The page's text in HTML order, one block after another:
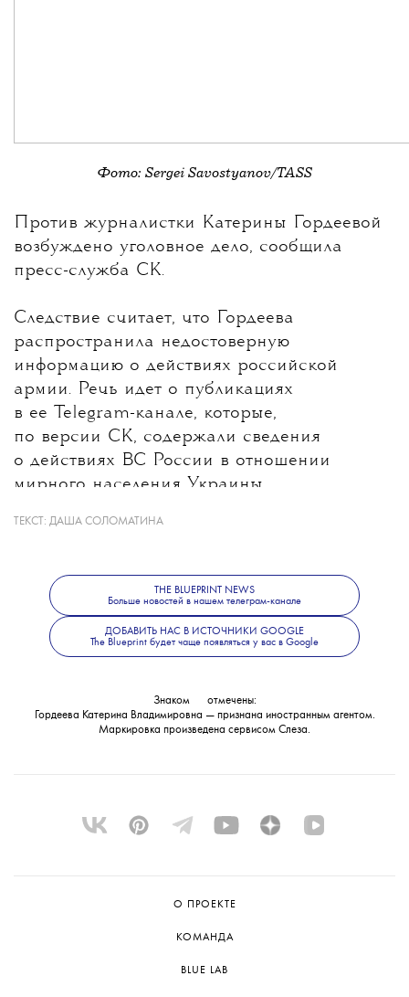
программы останутся в приоритете,
инфраструктуры. В ближайшее время
по обновлению павильона «Шестигранник»
в парке Горького для публичных
мероприятий.
Больше новостей о моде, красоте
и современной культуре — втелеграм-
Фото: Sergei Savostyanov/TASS
Против журналистки Катерины Гордеевой
возбуждено уголовное дело, сообщила
пресс-служба СК.
Следствие считает, что Гордеева
распространила недостоверную
информацию о действиях российской
армии. Речь идет о публикациях
в ее Telegram-канале, которые,
по версии СК, содержали сведения
о действиях ВС России в отношении
мирного населения Украины.
Какие именно материалы стали
не уточнило. В Следственном комитете
также сообщили, что решается вопрос
об объявлении журналистки
в международный розыск.
ТЕКСТ: ДАША СОЛОМАТИНА
THE BLUEPRINT NEWS
Больше новостей в нашем телеграм-канале
ДОБАВИТЬ НАС В ИСТОЧНИКИ GOOGLE
The Blueprint будет чаще появляться у вас в Google
Знаком
отмечены:
Гордеева Катерина Владимировна — признана иностранным агентом.
Маркировка произведена сервисом Слеза.
О ПРОЕКТЕ
КОМАНДА
BLUE LAB